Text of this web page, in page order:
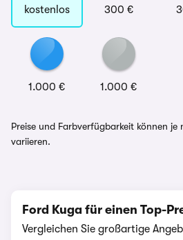
kostenlos 300 €
1.000 € 1.000 €
Preise und Farbverfügbarkeit können
variieren.
Ford Kuga für einen Top-
Vergleichen Sie großartige